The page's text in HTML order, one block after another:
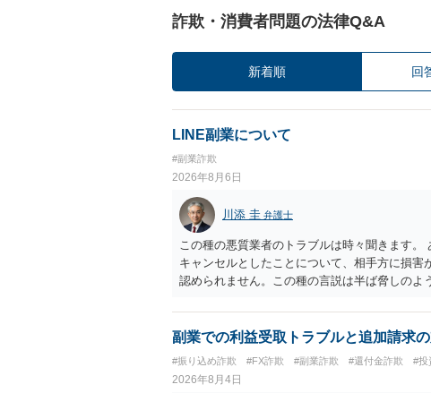
詐欺・消費者問題の法律Q&A
新着順 回
LINE副業について
#副業詐欺
2026年8月6日
川添 圭 弁護士
この種の悪質業者のトラブルは時々聞きます
キャンセルとしたことについて、相手方に損
認められません。この種の言説は半ば脅しの
ば、弁護士へ依頼して警告してもらうことも必
副業での利益受取トラブルと追加請求
#振り込め詐欺 #FX詐欺 #副業詐欺 #還付金詐欺 #投
2026年8月4日